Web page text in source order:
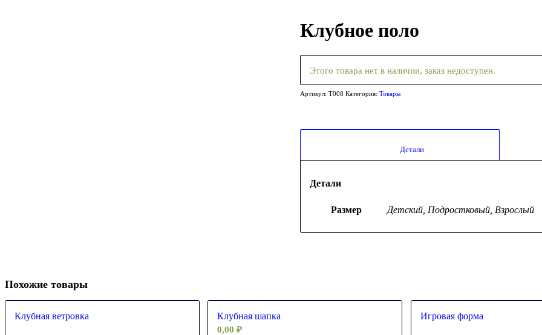
Клубное поло
Этого товара нет в наличии, заказ недоступен.
Артикул:T008 Категория:Товары
Детали
Размер Детский, Подростковый, Взрослый
Похожие товары
Клубная ветровка Клубная шапка
0,00₽
Игровая форма